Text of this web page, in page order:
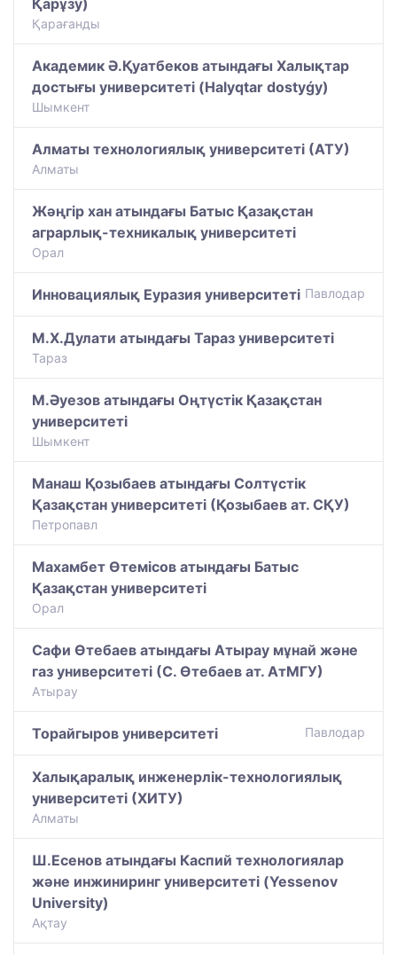
Қарұзу)
Қарағанды
Академик Ә.Қуатбеков атындағы Халықтар
достығы университеті (Halyqtar dostyǵy)
Шымкент
Алматы технологиялық университеті (АТУ)
Алматы
Жәңгір хан атындағы Батыс Қазақстан
аграрлық-техникалық университеті
Орал
Инновациялық Еуразия университеті Павлодар
М.Х.Дулати атындағы Тараз университеті
Тараз
М.Әуезов атындағы Оңтүстік Қазақстан
университеті
Шымкент
Манаш Қозыбаев атындағы Солтүстік
Қазақстан университеті (Қозыбаев ат. СҚУ)
Петропавл
Махамбет Өтемісов атындағы Батыс
Қазақстан университеті
Орал
Сафи Өтебаев атындағы Атырау мұнай және
газ университеті (С. Өтебаев ат. АтМГУ)
Атырау
Торайгыров университеті Павлодар
Халықаралық инженерлік-технологиялық
университеті (ХИТУ)
Алматы
Ш.Есенов атындағы Каспий технологиялар
және инжиниринг университеті (Yessenov
University)
Ақтау